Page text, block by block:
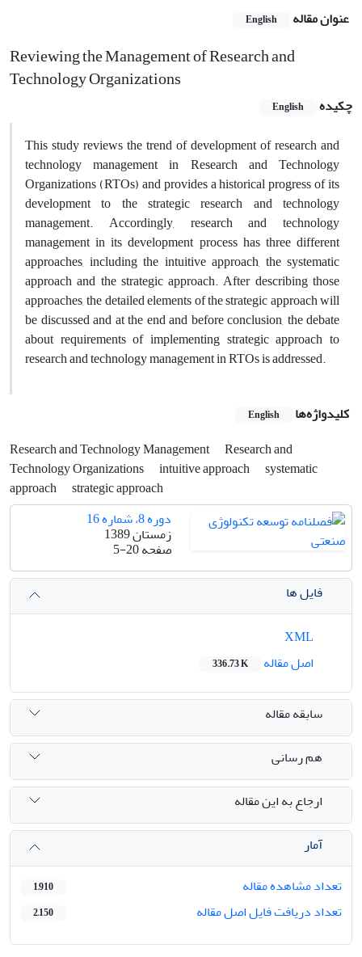
عنوان مقاله English
Reviewing the Management of Research and
Technology Organizations
چکیده English
This study reviews the trend of development of research and
technology management in Research and Technology
Organizations (RTOs) and provides a historical progress of its
development to the strategic research and technology
management. Accordingly, research and technology
management in its development process has three different
approaches, including the intuitive approach, the systematic
approach and the strategic approach. After describing those
approaches, the detailed elements of the strategic approach will
be discussed and at the end and before conclusion, the debate
about requirements of implementing strategic approach to
research and technology management in RTOs is addressed.
کلیدواژه‌ها English
Research and Technology Management Research and
Technology Organizations
intuitive approach
systematic
approach
strategic approach
دوره 8، شماره 16
زمستان 1389
صفحه5-20
فایل ها
اصل مقاله
336.73 K
سابقه مقاله
هم رسانی
ارجاع به این مقاله
آمار
تعداد مشاهده مقاله
1,910
تعداد دریافت فایل اصل مقاله 2,150